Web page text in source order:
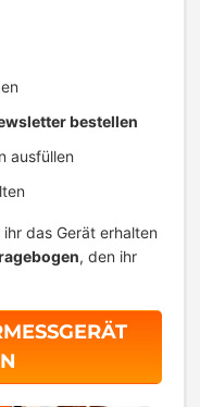
bestellen
ausfüllen
das Gerät erhalten
, den ihr